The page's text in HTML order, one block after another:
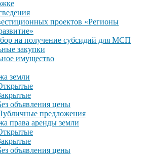
проектов «Регионы
на получение субсидий для МСП
закупки
имущество
земли
объявления цены
предложения
права аренды земли
объявления цены